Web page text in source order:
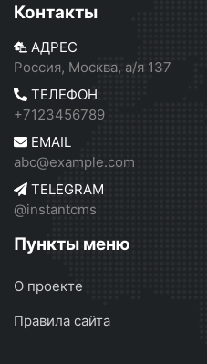
Контакты
АДРЕС
Россия, Москва, а/я 137
ТЕЛЕФОН
+7123456789
EMAIL
abc@example.com
TELEGRAM
@instantcms
Пункты меню
О проекте
Правила сайта